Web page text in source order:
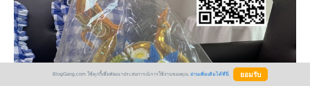
BlogGang.com ใช้คุกกี้เพื่อพัฒนาประสบการณ์การใช้งานของคุณ อ่านเพิ่มเติมได้ที่นี่